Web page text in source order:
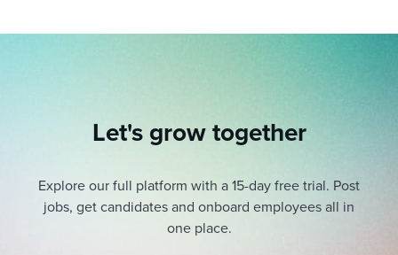
Let's grow together
Explore our full platform with a 15-day free trial. Post
jobs, get candidates and onboard employees all in
one place.